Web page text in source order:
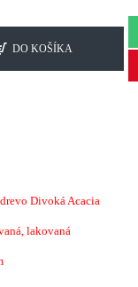
DO KOŠÍKA
Divoká Acacia
lakovaná